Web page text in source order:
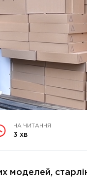
НА ЧИТАННЯ
3 хв
моделей,